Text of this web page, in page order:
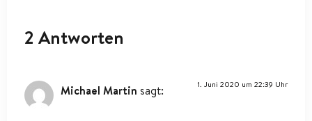
2 Antworten
Michael Martin sagt: 1. Juni 2020 um 22:39 Uhr